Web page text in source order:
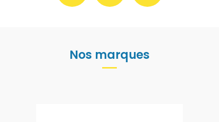
Nos marques